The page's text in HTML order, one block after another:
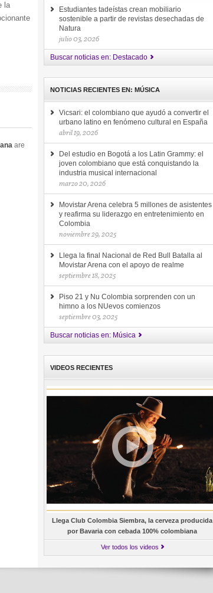
la
are
Estudiantes tadeístas crean mobiliario
sostenible a partir de revistas desechadas de
Natura
julio 03, 2026
Buscar noticias en: Destacado
NOTICIAS RECIENTES EN: MÚSICA
Vicsari: el colombiano que ayudó a convertir el
urbano latino en fenómeno cultural en España
abril 19, 2026
Del estudio en Bogotá a los Latin Grammy: el
joven colombiano que está conquistando la
industria musical internacional
marzo 20, 2026
Movistar Arena celebra 5 millones de asistentes
y reafirma su liderazgo en entretenimiento en
Colombia
noviembre 29, 2025
Llega la final Nacional de Red Bull Batalla al
Movistar Arena con el apoyo de realme
septiembre 18, 2025
Piso 21 y Nu Colombia sorprenden con un
himno a los NUevos comienzos
septiembre 03, 2025
Buscar noticias en: Música
VIDEOS RECIENTES
Llega Club Colombia Siembra, la cerveza producida
por Bavaria con cebada 100% colombiana
Ver todos los videos